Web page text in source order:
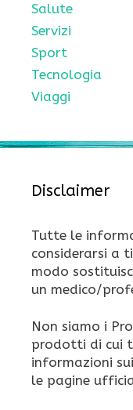
Salute
Servizi
Sport
Tecnologia
Viaggi
Disclaimer
Tutte le
considerarsi a
modo
un medico/
Non siamo i
prodotti di cui
informazioni
le pagine